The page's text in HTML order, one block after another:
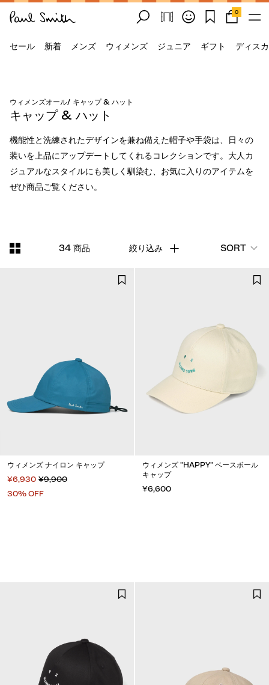
0
セール 新着 メンズ ウィメンズ ジュニア ギフト ディス
ウィメンズオール/ キャップ & ハット
キャップ & ハット
機能性と洗練されたデザインを兼ね備えた帽子や手袋は、日々の
装いを上品にアップデートしてくれるコレクションです。大人カ
ジュアルなスタイルにも美しく馴染む、お気に入りのアイテムを
ぜひ商品ご覧ください。
34 商品 絞り込み SORT
ウィメンズ ナイロン キャップ
¥6,930 ¥9,900
30% OFF
ウィメンズ "HAPPY" ベースボール
キャップ
¥6,600